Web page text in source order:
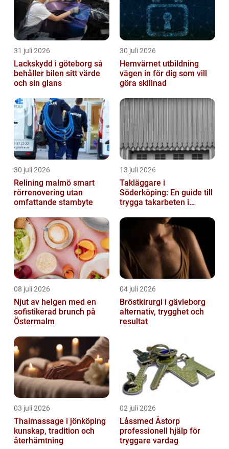
31 juli 2026
Lackskydd i göteborg så
behåller bilen sitt värde
och sin glans
30 juli 2026
Hemvärnet utbildning
vägen in för dig som vill
göra skillnad
30 juli 2026
Relining malmö smart
rörrenovering utan
omfattande stambyte
13 juli 2026
Takläggare i
Söderköping: En guide till
trygga takarbeten i
08 juli 2026
Njut av helgen med en
sofistikerad brunch på
Östermalm
04 juli 2026
Bröstkirurgi i gävleborg
alternativ, trygghet och
resultat
03 juli 2026
Thaimassage i jönköping
kunskap, tradition och
återhämtning
02 juli 2026
Låssmed Åstorp
professionell hjälp för
tryggare vardag